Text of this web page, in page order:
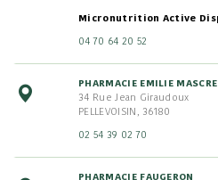
Micronutrition Active
04 70 64 20 52
PHARMACIE EMILIE
34 Rue Jean Giraudoux
PELLEVOISIN, 36180
02 54 39 02 70
PHARMACIE FAUGERON